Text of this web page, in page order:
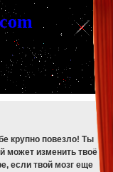
329
on line 265
on line329
on line 265
on line329:
om
крупно повезло! Ты
может изменить твоё
если твой мозг еще